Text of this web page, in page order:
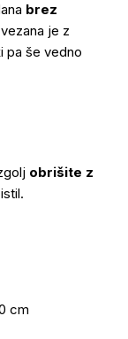
brez
je z
pa še vedno
obrišite z
cm